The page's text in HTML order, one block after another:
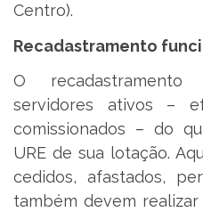
Centro).
Recadastramento
O
servidores ativos –
comissionados – do
URE de sua lotação.
cedidos, afastados,
também devem